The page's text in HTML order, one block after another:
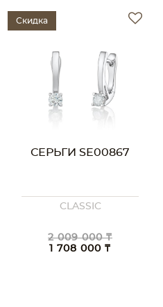
Скидка
СЕРЬГИ SE00867
CLASSIC
2 009 000 ₸
1 708 000 ₸